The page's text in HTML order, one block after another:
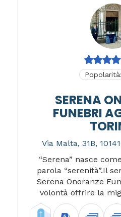
Popolarità:
SERENA
FUNEBRI
Via Malta, 31B,
“Serena” nasce
parola “serenità”.Il
Serena Onoranze
volontà offrire la